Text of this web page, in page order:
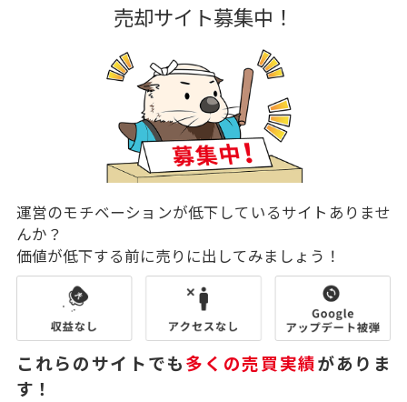
売却サイト募集中！
運営のモチベーションが低下しているサイトありませ
んか？
価値が低下する前に売りに出してみましょう！
これらのサイトでも多くの売買実績がありま
す！